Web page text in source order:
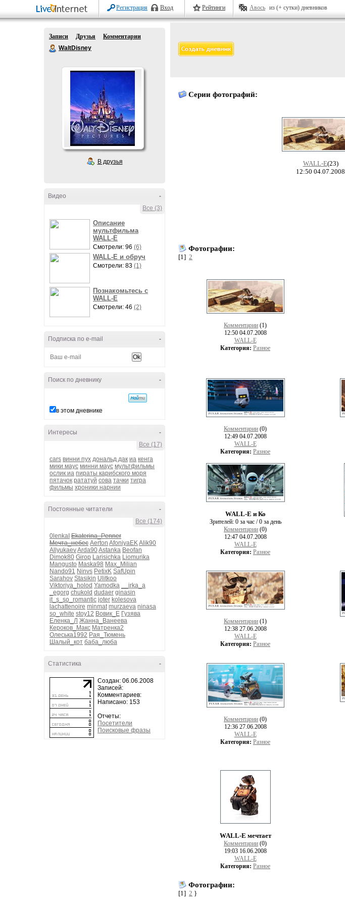
Регистрация Вход Рейтинги Авось из (+ сутки) дневников
Записи Друзья
Комментарии
WaltDisney
В друзья
-
Видео
Все (3)
Описание
мультфильма
WALL-E
Смотрели: 96 (6)
WALL-E и обруч
Смотрели: 83 (1)
Познакомьтесь с
WALL-E
Смотрели: 46 (2)
-
Подписка по e-mail
-
Поиск по дневнику
в этом дневнике
-
Интересы
Все (17)
cars винни пух дональд дак иа кенга
мики маус минни маус мультфильмы
ослик иа пираты карибского моря
пятачок рататуй сова тачки тигра
фильмы хроники нарнии
-
Постоянные читатели
Все (174)
0lenkaI Ekaterina_Penner
Мечта_небес Aerton AfoniyaEKAlik90
AllyukaevArda90Astanka Beofan
Dimok80 Girop Larisichka Liomurika
Mangusto Maska98 Max_Milian
Nando91 Ninvs PetixK SafUpin
Sarahov Stasikin Ulitkoo
Viktoriya_holod Yamodka
__irka_a
_egorg chukold dudaer ginasin
it_s_so_romantic joter kolesova
lachattenoire minmat murzaeva ninasa
so_white stoy12 Вовик_Е Гузява
Еленка_Л Жанна_Ванеева
Кероков_Макс Матренка2
Олеська1992 Рая_Тюмень
Шалый_кот баба_люба
-
Статистика
Создан: 06.06.2008
Записей:
Комментариев:
Написано: 153
Отчеты:
Посетители
Поисковые фразы
Серии фотографий:
WALL-E(23)
12:50 04.07.2008
Фотографии:
[1] 2
Комментарии (1)
12:50 04.07.2008
WALL-E
Категория: Разное
Комментарии (0)
12:49 04.07.2008
WALL-E
Категория: Разное
WALL-E и Ко
Зрителей: 0 за час / 0 за день
Комментарии (0)
12:47 04.07.2008
WALL-E
Категория: Разное
Комментарии (1)
12:38 27.06.2008
WALL-E
Категория: Разное
Комментарии (0)
12:36 27.06.2008
WALL-E
Категория: Разное
WALL-E мечтает
Комментарии (0)
19:03 16.06.2008
WALL-E
Категория: Разное
Фотографии:
[1] 2 }